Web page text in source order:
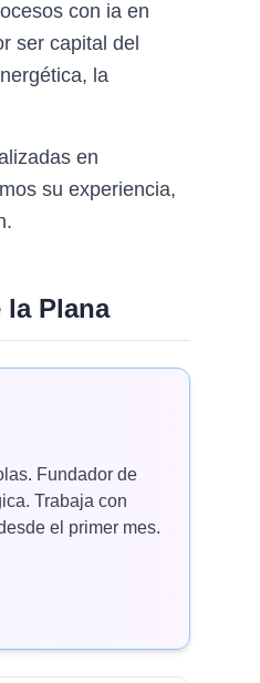
con ia en
ser capital del
la
en
su experiencia,
la Plana
Fundador de
Trabaja con
el primer mes.